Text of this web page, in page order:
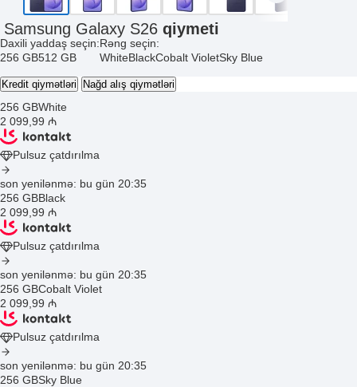
Samsung Galaxy S26 qiymeti
Daxili yaddaş seçin:
256 GB512 GB
Rəng seçin:
WhiteBlackCobalt VioletSky Blue
Kredit qiymətləri Nağd alış qiymətləri
256 GBWhite
2 099 ,99 ₼
Pulsuz çatdırılma
son yenilənmə: bu gün 20:35
256 GBBlack
2 099 ,99 ₼
Pulsuz çatdırılma
son yenilənmə: bu gün 20:35
256 GBCobalt Violet
2 099 ,99 ₼
Pulsuz çatdırılma
son yenilənmə: bu gün 20:35
256 GBSky Blue